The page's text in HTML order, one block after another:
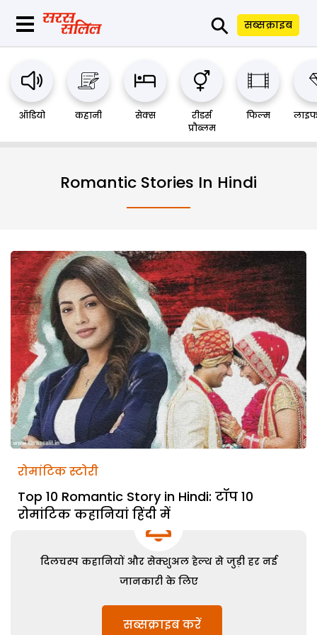
⚲ सब्सक्राइब
ऑडियो कहानी सेक्स
रीडर्स
प्रौब्लम
फिल्म
Romantic Stories In Hindi
रोमांटिक स्टोरी
Top 10 Romantic Story in Hindi: टॉप 10
रोमांटिक कहानियां हिंदी में
दिलचस्प कहानियों और सेक्शुअल हेल्थ से जुड़ी हर नई
जानकारी के लिए
सब्सक्राइब करें